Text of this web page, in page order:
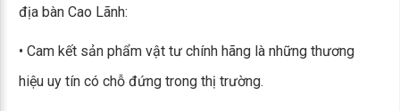
địa bàn Cao Lãnh:
• Cam kết sản phẩm vật tư chính hãng là những thương
hiệu uy tín có chỗ đứng trong thị trường.